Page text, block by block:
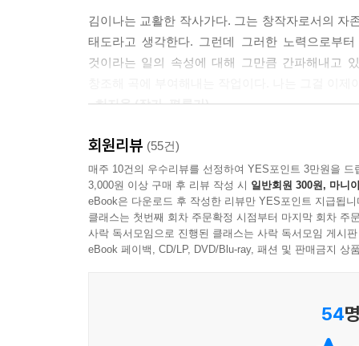
다음 10년이 지난 뒤에는 지금보다 더 나은 작사
_작가의 말에서
사람들은 흔히 작사가, 라고 하면 마치 시인처럼
작사가의 일은, 삶은, 그렇게 녹록지 않다. 하나의
작사가가 아니라 다수의 작사가들에게 작업을
그렇게 작사가들은 지금도 곡마다 치열한 배틀을
스타 작사가로 꼽히는 김이나 역시 예외는 아니
이 책은 김이나 작사가가 모든 작사가들이 겪는 그
작사의 기술과 방향성을 보여주는 책이다. 나
김이나는 교활한 작사가다. 그는 창작자로서의 자
태도라고 생각한다. 그런데 그러한 노력으로부
것이라는 일의 속성에 대해 그만큼 간파해내고
- 허지웅 (작가, 평론가)
이 책을 읽으면서 비논리적인 나의 감정을 누군
곡을 쓸 준비가 된 것 같다.
- 윤상 (가수, 작곡가)
슬프고 처량하고 그립고 눈물 많고 세련됐고
갖추어야 할 덕목을 다 갖추었다.
“별처럼 수많은 사람들 그중에 그대를 만나 꿈
회원리뷰 (55건)
매주 10건의 우수리뷰를 선정하여 YES포인트 3만원을 드
3,000원 이상 구매 후 리뷰 작성 시 일반회원 300원, 마니
eBook은 다운로드 후 작성한 리뷰만 YES포인트 지급됩니
클래스는 첫번째 회차 주문확정 시점부터 마지막 회차 주
사락 독서모임으로 진행된 클래스는 사락 독서모임 게시
eBook 페이백, CD/LP, DVD/Blu-ray, 패션 및 판매금지 상
54